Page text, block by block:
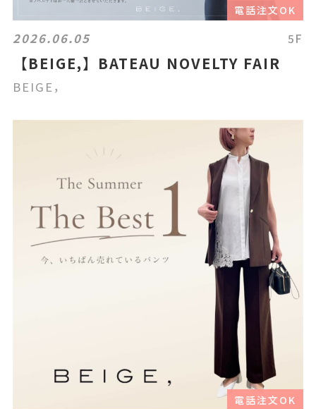
電話注文OK
2026.06.05 5F
【BEIGE,】BATEAU NOVELTY FAIR
BEIGE，
電話注文OK